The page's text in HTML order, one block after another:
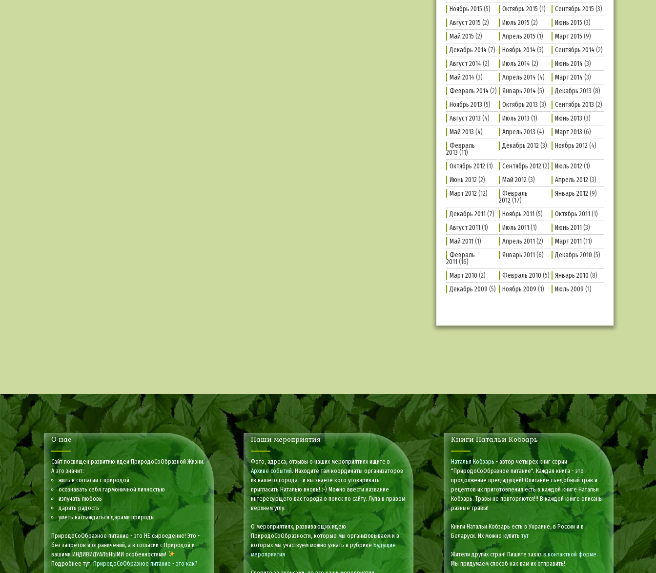
Ноябрь 2015 (5) Октябрь 2015 (1) Сентябрь 2015 (3)
Август 2015 (2) Июль 2015 (2) Июнь 2015 (3)
Май 2015 (2) Апрель 2015 (1) Март 2015 (9)
Декабрь 2014 (7) Ноябрь 2014 (3) Сентябрь 2014 (2)
Август 2014 (2) Июль 2014 (2) Июнь 2014 (3)
Май 2014 (3) Апрель 2014 (4) Март 2014 (3)
Февраль 2014 (2) Январь 2014 (5) Декабрь 2013 (8)
Ноябрь 2013 (5) Октябрь 2013 (3) Сентябрь 2013 (2)
Август 2013 (4) Июль 2013 (1) Июнь 2013 (3)
Май 2013 (4) Апрель 2013 (4) Март 2013 (6)
Февраль
2013 (11)
Декабрь 2012(3) Ноябрь 2012(4)
Октябрь 2012(1) Сентябрь 2012(2) Июль 2012(1)
Июнь 2012(2) Май 2012(3) Апрель 2012(3)
Март 2012(12)
Февраль
2012(17)
Январь 2012(9)
Декабрь 2011 (7) Ноябрь 2011 (5) Октябрь 2011 (1)
Август 2011 (1) Июль 2011 (1) Июнь 2011 (3)
Май 2011 (1) Апрель 2011 (2) Март 2011 (11)
Февраль
2011 (16)
Январь 2011 (6) Декабрь 2010 (5)
Март 2010 (2) Февраль 2010 (5) Январь 2010 (8)
Декабрь 2009 (5) Ноябрь 2009 (1) Июль 2009 (1)
О нас
Сайт посвящен развитию идеи ПриродоСоОбразной Жизни.
А это значит:
жить в согласии с природой
осознавать себя гармоничной личностью
излучать любовь
дарить радость
уметь наслаждаться дарами природы
ПриродоСоОбразное питание - это НЕ сыроедение! Это -
без запретов и ограничений, а в согласии с Природой и
вашими ИНДИВИДУАЛЬНЫМИ особенностями!
Подробнее тут:ПриродоСоОбразное питание - это как?
Наши мероприятия
Фото, адреса, отзывы о наших мероприятиях ищите в
Архиве событий. Находите там координаты организаторов
из вашего города - и вы знаете кого уговаривать
пригласить Наталью вновь! :-) Можно ввести название
интересующего вас города в поиск по сайту. Лупа в правом
верхнем углу.
О мероприятиях, развивающих идею
ПриродоСоОбразности, которые мы организовываем и в
которых мы участвуем можно узнать в рубрикеБудущие
мероприятия
Книги Натальи Кобзарь
Наталья Кобзарь - автор четырех книг серии
"ПриродоСоОбразное питание". Каждая книга - это
продолжение предыдущей! Описание съедобный трав и
рецептов их приготовления есть в каждой книге Натальи
Кобзарь. Травы не повторяются!!! В каждой книге описаны
разные травы!
Книги Натальи Кобзарь есть в Украине, в России и в
Беларуси. Их можно купить тут
Жители других стран! Пишите заказв контактной форме.
Мы придумаем способ как вам их отправить!